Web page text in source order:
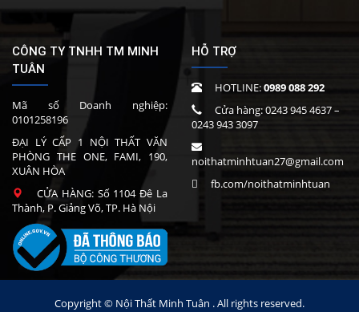
CÔNG TY TNHH TM MINH
TUÂN
Mã số Doanh nghiệp:
0101258196
ĐẠI LÝ CẤP 1 NỘI THẤT VĂN
PHÒNG THE ONE, FAMI, 190,
XUÂN HÒA
CỬA HÀNG: Số 1104 Đê La
Thành, P. Giảng Võ, TP. Hà Nội
HỖ TRỢ
HOTLINE:0989 088 292
Cửa hàng:0243 945 4637–
0243 943 3097
noithatminhtuan27@gmail.com
fb.com/noithatminhtuan
Copyright © Nội Thất Minh Tuân . All rights reserved.